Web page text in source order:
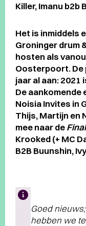
Killer, Imanu b2b
Het is inmiddels
Groninger drum
hosten als
Oosterpoort. De
jaar al aan:
De aankomende
Noisia Invites in
Thijs, Martijn en
mee naar de
Krooked (+ MC
B2B Buunshin,
Goed
hebben we